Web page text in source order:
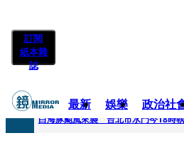
訂閱
紙本雜
誌
最新 娛樂 政治社
快訊
白海豚颱風來襲 台北市水門今18時